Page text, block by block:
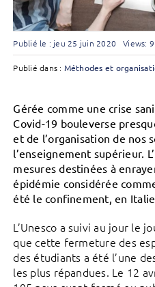
Publié le : jeu 25 juin 2020 Views:
Publié dans : Méthodes et
Gérée comme une crise
Covid-19 bouleverse
et de l’organisation de nos
l’enseignement supérieur.
mesures destinées à
épidémie considérée
été le confinement, en Italie
L’Unesco a suivi au jour le
que cette fermeture des
des étudiants a été l’une
les plus répandues. Le 12